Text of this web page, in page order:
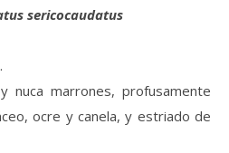
sericocaudatus
nuca marrones, profusamente
ocre y canela, y estriado de